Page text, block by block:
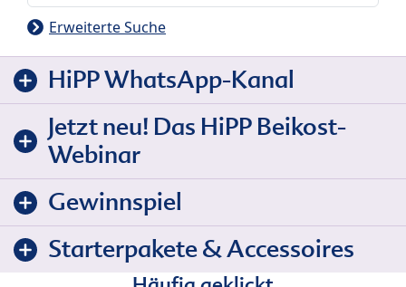
Erweiterte Suche
HiPP WhatsApp-Kanal
Jetzt neu! Das HiPP Beikost-
Webinar
Gewinnspiel
Starterpakete & Accessoires